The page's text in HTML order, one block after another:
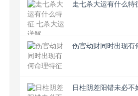
走七杀大运有什么特
伤官劫财同时出现有
日柱阴差阳错未必不